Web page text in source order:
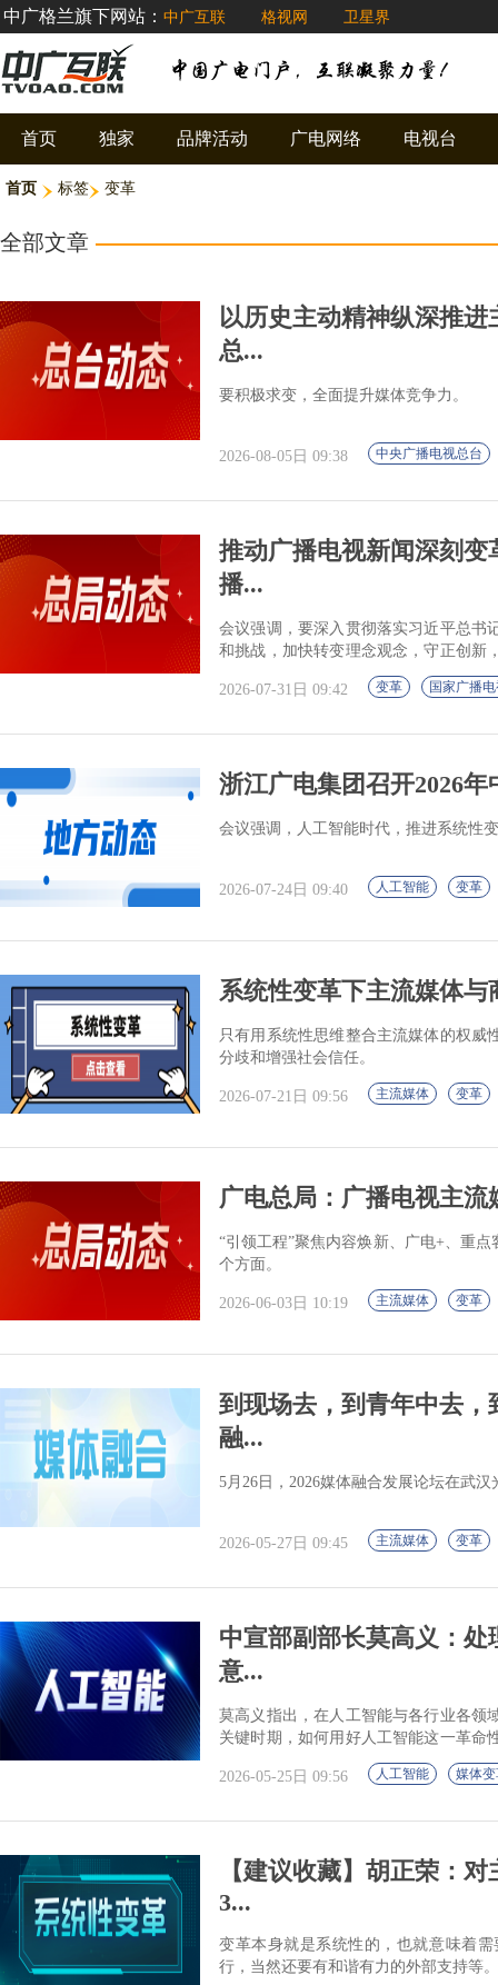
中广格兰旗下网站： 中广互联 格视网 卫星界
首页 独家 品牌活动 广电网络 电视台
首页 标签 变革
全部文章
以历史主动精神纵深推
总...
要积极求变，全面提升媒体竞争力。
2026-08-05日 09:38 中央广播电视总台
推动广播电视新闻深刻
播...
会议强调，要深入贯彻落实习近平总书
和挑战，加快转变理念观念，守正创新
2026-07-31日 09:42
变革 国家广播
浙江广电集团召开2026年
会议强调，人工智能时代，推进系统性
2026-07-24日 09:40 人工智能 变革
系统性变革下主流媒体
只有用系统性思维整合主流媒体的权威
分歧和增强社会信任。
2026-07-21日 09:56 主流媒体 变革
广电总局：广播电视主
“引领工程”聚焦内容焕新、广电+、重
个方面。
2026-06-03日 10:19 主流媒体 变革
到现场去，到青年中去
融...
5月26日，2026媒体融合发展论坛在武
2026-05-27日 09:45 主流媒体 变革
中宣部副部长莫高义：
意...
莫高义指出，在人工智能与各行业各领
关键时期，如何用好人工智能这一革命
促进人工智能健康发展与有效治理，需
2026-05-25日 09:56
人工智能 媒体
【建议收藏】胡正荣：
3...
变革本身就是系统性的，也就意味着
行，当然还要有和谐有力的外部支持等。